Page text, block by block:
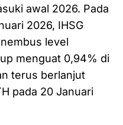
awal 2026. Pada
2026, IHSG
level
menguat 0,94% di
terus berlanjut
pada 20 Januari